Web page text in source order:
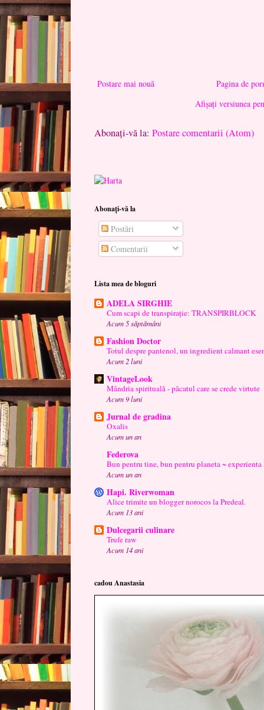
Postare mai nouă
Pagina de
Afișați versiunea
Abonați-vă la: Postare comentarii (Atom)
Abonați-vă la
Postări
Comentarii
Lista mea de bloguri
ADELA SIRGHIE
Cum scapi de transpirație: TRANSPIRBLOCK
Acum 5 săptămâni
Fashion Doctor
Totul despre pantenol, un ingredient calmant
Acum 2 luni
VintageLook
Mândria spirituală - păcatul care se crede virtute
Acum 9 luni
Jurnal de gradina
Oxalis
Acum un an
Federova
Bun pentru tine, bun pentru planeta ~ experienta
Acum un an
Hapi. Riverwoman
Alice trimite un blogger norocos la Predeal.
Acum 13 ani
Dulcegarii culinare
Trufe raw
Acum 14 ani
cadou Anastasia